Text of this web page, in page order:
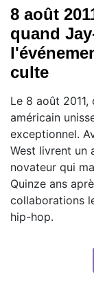
8 août
quand
culte
Le 8 août
américain
exceptionnel.
West livrent un
novateur qui
Quinze ans
collaborations
hip-hop.